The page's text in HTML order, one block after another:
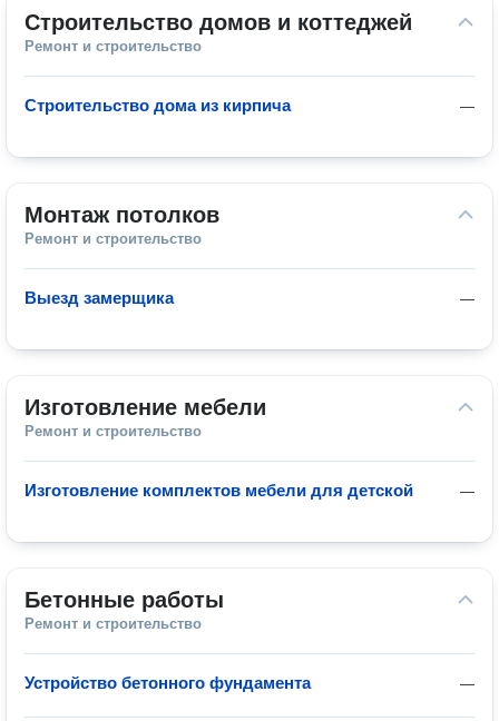
Строительство домов и коттеджей
Ремонт и строительство
—
Строительство дома из кирпича
Монтаж потолков
Ремонт и строительство
—
Выезд замерщика
Изготовление мебели
Ремонт и строительство
—
Изготовление комплектов мебели для детской
Бетонные работы
Ремонт и строительство
—
Устройство бетонного фундамента